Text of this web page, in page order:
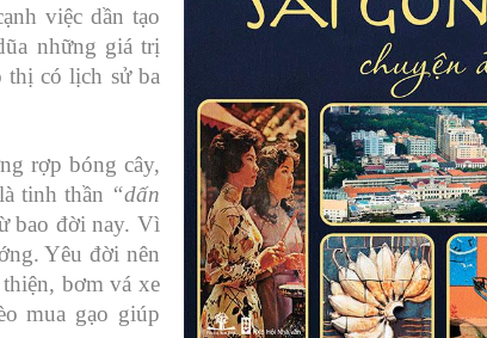
việc dần tạo
những giá trị
thị có lịch sử ba
rợp bóng cây,
tinh thần “dấn
bao đời nay. Vì
Yêu đời nên
bơm vá xe
mua gạo giúp